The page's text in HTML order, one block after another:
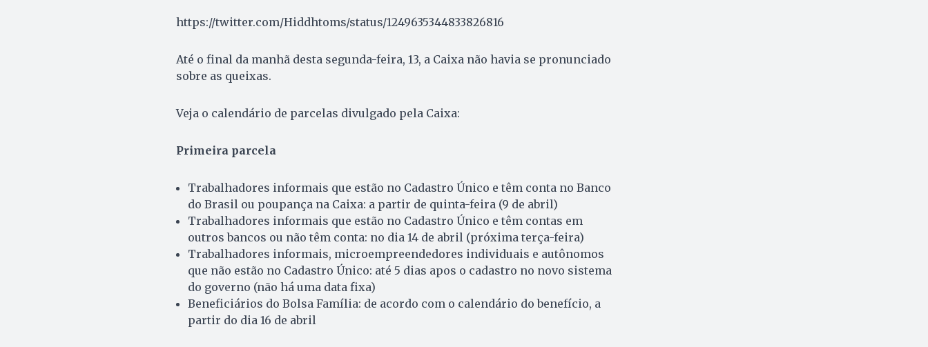
https://twitter.com/Hiddhtoms/status/1249635344833826816
Até o final da manhã desta segunda-feira, 13, a Caixa não havia se pronunciado
sobre as queixas.
Veja o calendário de parcelas divulgado pela Caixa:
Primeira parcela
Trabalhadores informais que estão no Cadastro Único e têm conta no Banco
do Brasil ou poupança na Caixa: a partir de quinta-feira (9 de abril)
Trabalhadores informais que estão no Cadastro Único e têm contas em
outros bancos ou não têm conta: no dia 14 de abril (próxima terça-feira)
Trabalhadores informais, microempreendedores individuais e autônomos
que não estão no Cadastro Único: até 5 dias apos o cadastro no novo sistema
do governo (não há uma data fixa)
Beneficiários do Bolsa Família: de acordo com o calendário do benefício, a
partir do dia 16 de abril